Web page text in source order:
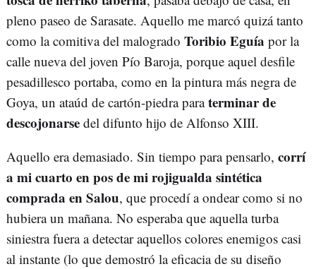
pleno paseo de Sarasate. Aquello me marcó quizá tanto
como la comitiva del malogrado Toribio Eguía por la
calle nueva del joven Pío Baroja, porque aquel desfile
pesadillesco portaba, como en la pintura más negra de
Goya, un ataúd de cartón-piedra paraterminar de
descojonarse del difunto hijo de Alfonso XIII.
Aquello era demasiado. Sin tiempo para pensarlo, corrí
a mi cuarto en pos de mi rojigualda sintética
comprada en Salou, que procedí a ondear como si no
hubiera un mañana. No esperaba que aquella turba
siniestra fuera a detectar aquellos colores enemigos casi
al instante (lo que demostró la eficacia de su diseño